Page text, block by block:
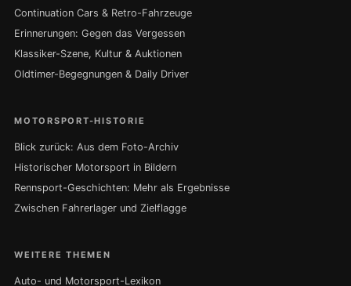
Continuation Cars & Retro-Fahrzeuge
Erinnerungen: Gegen das Vergessen
Klassiker-Szene, Kultur & Auktionen
Oldtimer-Begegnungen & Daily Driver
MOTORSPORT-HISTORIE
Blick zurück: Aus dem Foto-Archiv
Historischer Motorsport in Bildern
Rennsport-Geschichten: Mehr als Ergebnisse
Zwischen Fahrerlager und Zielflagge
WEITERE THEMEN
Auto- und Motorsport-Lexikon